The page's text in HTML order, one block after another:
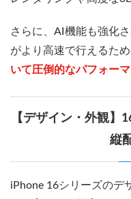
さらに、AI機能も強化
がより高速で行えるため
いて圧倒的なパフォー
【デザイン・外観】
縦
iPhone 16シリーズのデ